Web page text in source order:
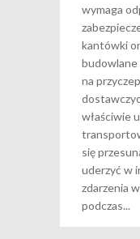
wymaga
kantówki
na
właściwie
się
uderzyć w
zdarzenia
podczas